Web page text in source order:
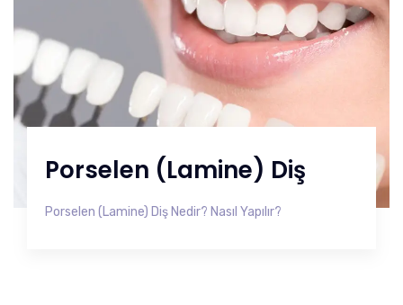
Porselen (Lamine) Diş
Porselen (Lamine) Diş Nedir? Nasıl Yapılır?